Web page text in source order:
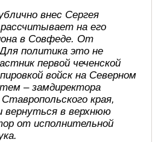
внес Сергея
на его
в Совфеде. От
политика это не
первой чеченской
войск на Северном
– замдиректора
края,
вернуться в верхнюю
от исполнительной